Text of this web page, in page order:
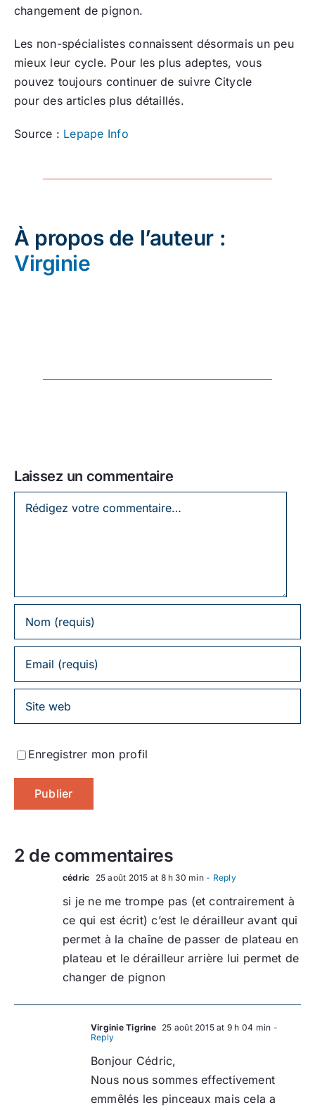
changement de pignon.
Les non-spécialistes connaissent désormais un peu
mieux leur cycle. Pour les plus adeptes, vous
pouvez toujours continuer de suivre Citycle
pour des articles plus détaillés.
Source : Lepape Info
À propos de l’auteur :
Virginie
2 de commentaires
cédric 25 août 2015 at 8 h 30 min- Reply
si je ne me trompe pas (et contrairement à
ce qui est écrit) c’est le dérailleur avant qui
permet à la chaîne de passer de plateau en
plateau et le dérailleur arrière lui permet de
changer de pignon
Virginie Tigrine 25 août 2015 at 9 h 04 min -
Reply
Bonjour Cédric,
Nous nous sommes effectivement
emmêlés les pinceaux mais cela a
Laissez un commentaire
Laissez
Enregistrer mon profil